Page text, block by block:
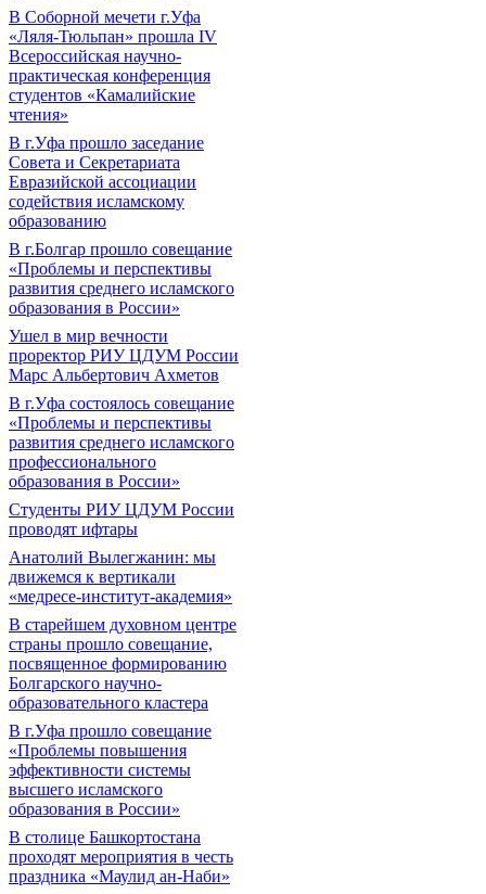
В Соборной мечети г.Уфа
«Ляля-Тюльпан» прошла IV
Всероссийская научно-
практическая конференция
студентов «Камалийские
чтения»
В г.Уфа прошло заседание
Совета и Секретариата
Евразийской ассоциации
содействия исламскому
образованию
В г.Болгар прошло совещание
«Проблемы и перспективы
развития среднего исламского
образования в России»
Ушел в мир вечности
проректор РИУ ЦДУМ России
Марс Альбертович Ахметов
В г.Уфа состоялось совещание
«Проблемы и перспективы
развития среднего исламского
профессионального
образования в России»
Студенты РИУ ЦДУМ России
проводят ифтары
Анатолий Вылегжанин: мы
движемся к вертикали
«медресе-институт-академия»
В старейшем духовном центре
страны прошло совещание,
посвященное формированию
Болгарского научно-
образовательного кластера
В г.Уфа прошло совещание
«Проблемы повышения
эффективности системы
высшего исламского
образования в России»
В столице Башкортостана
проходят мероприятия в честь
праздника «Маулид ан-Наби»